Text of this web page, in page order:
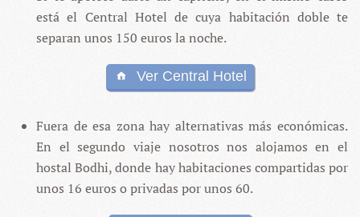
está el Central Hotel de cuya habitación doble te
separan unos 150 euros la noche.
Ver Central Hotel
Fuera de esa zona hay alternativas más económicas.
En el segundo viaje nosotros nos alojamos en el
hostal Bodhi, donde hay habitaciones compartidas por
unos 16 euros o privadas por unos 60.